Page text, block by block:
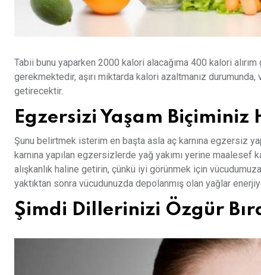
Tabii bunu yaparken 2000 kalori alacağıma 400 kalori
gerekmektedir, aşırı miktarda kalori azaltmanız
getirecektir.
Egzersizi Yaşam
Şunu belirtmek isterim en başta asla aç karnına egzersiz
karnına yapılan egzersizlerde yağ yakımı yerine
alışkanlık haline getirin, çünkü iyi görünmek için
yaktıktan sonra vücudunuzda depolanmış olan yağlar
Şimdi Dillerinizi Özgür